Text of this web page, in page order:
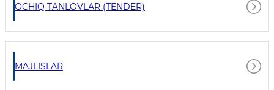
OCHIQ TANLOVLAR (TENDER)
MAJLISLAR